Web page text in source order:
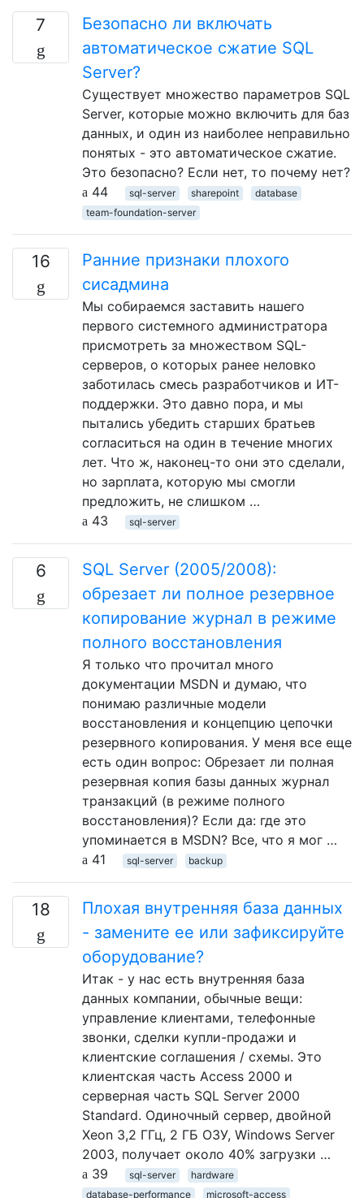
7
Безопасно ли включать
автоматическое сжатие SQL
Server?
Существует множество параметров SQL
Server, которые можно включить для баз
данных, и один из наиболее неправильно
понятых - это автоматическое сжатие.
Это безопасно? Если нет, то почему нет?
44
sql-server sharepoint
database
team-foundation-server
16
Ранние признаки плохого
сисадмина
Мы собираемся заставить нашего
первого системного администратора
присмотреть за множеством SQL-
серверов, о которых ранее неловко
заботилась смесь разработчиков и ИТ-
поддержки. Это давно пора, и мы
пытались убедить старших братьев
согласиться на один в течение многих
лет. Что ж, наконец-то они это сделали,
но зарплата, которую мы смогли
предложить, не слишком …
43
sql-server
6
SQL Server (2005/2008):
обрезает ли полное резервное
копирование журнал в режиме
полного восстановления
Я только что прочитал много
документации MSDN и думаю, что
понимаю различные модели
восстановления и концепцию цепочки
резервного копирования. У меня все еще
есть один вопрос: Обрезает ли полная
резервная копия базы данных журнал
транзакций (в режиме полного
восстановления)? Если да: где это
упоминается в MSDN? Все, что я мог …
41
sql-server backup
18
Плохая внутренняя база данных
- замените ее или зафиксируйте
оборудование?
Итак - у нас есть внутренняя база
данных компании, обычные вещи:
управление клиентами, телефонные
звонки, сделки купли-продажи и
клиентские соглашения / схемы. Это
клиентская часть Access 2000 и
серверная часть SQL Server 2000
Standard. Одиночный сервер, двойной
Xeon 3,2 ГГц, 2 ГБ ОЗУ, Windows Server
2003, получает около 40% загрузки …
39
sql-server
hardware
database-performance
microsoft-access